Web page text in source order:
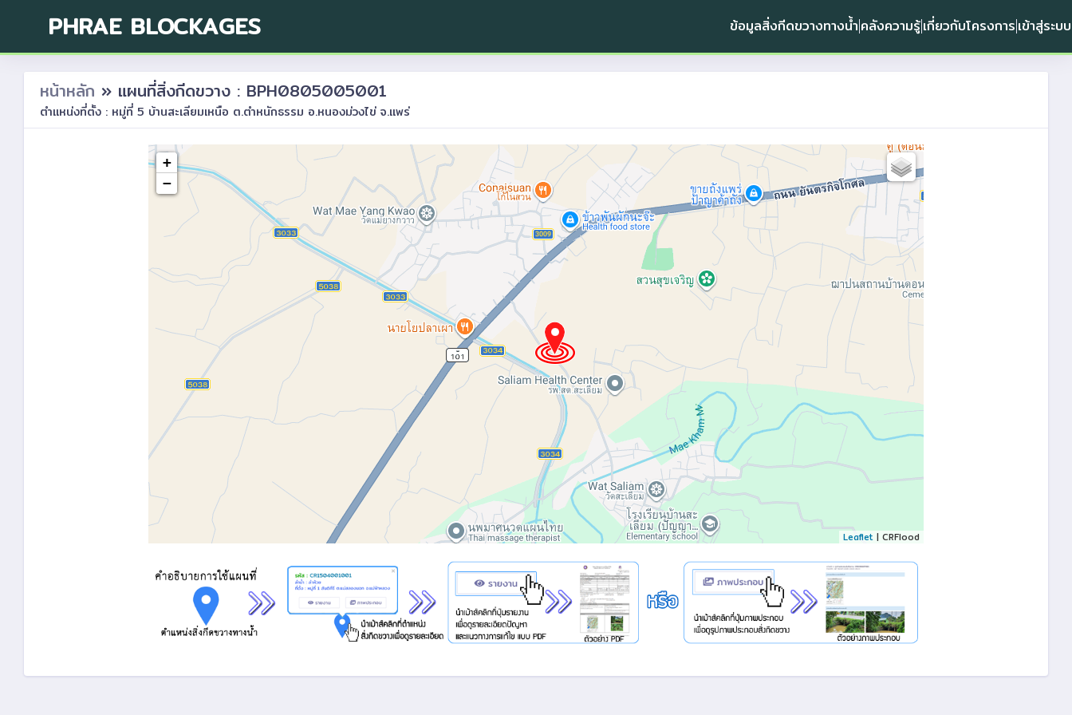
PHRAE BLOCKAGES ข้อมูลสิ่งกีดขวางทางน้ำ คลังความรู้เกี่ยวกับโครงการ เข้าสู่ระบบ
หน้าหลัก » แผนที่สิ่งกีดขวาง : BPH0805005001
ตำแหน่งที่ตั้ง : หมู่ที่ 5 บ้านสะเลียมเหนือ ต.ตำหนักธรรม อ.หนองม่วงไข่ จ.แพร่
+
−
Leaflet| CRFlood